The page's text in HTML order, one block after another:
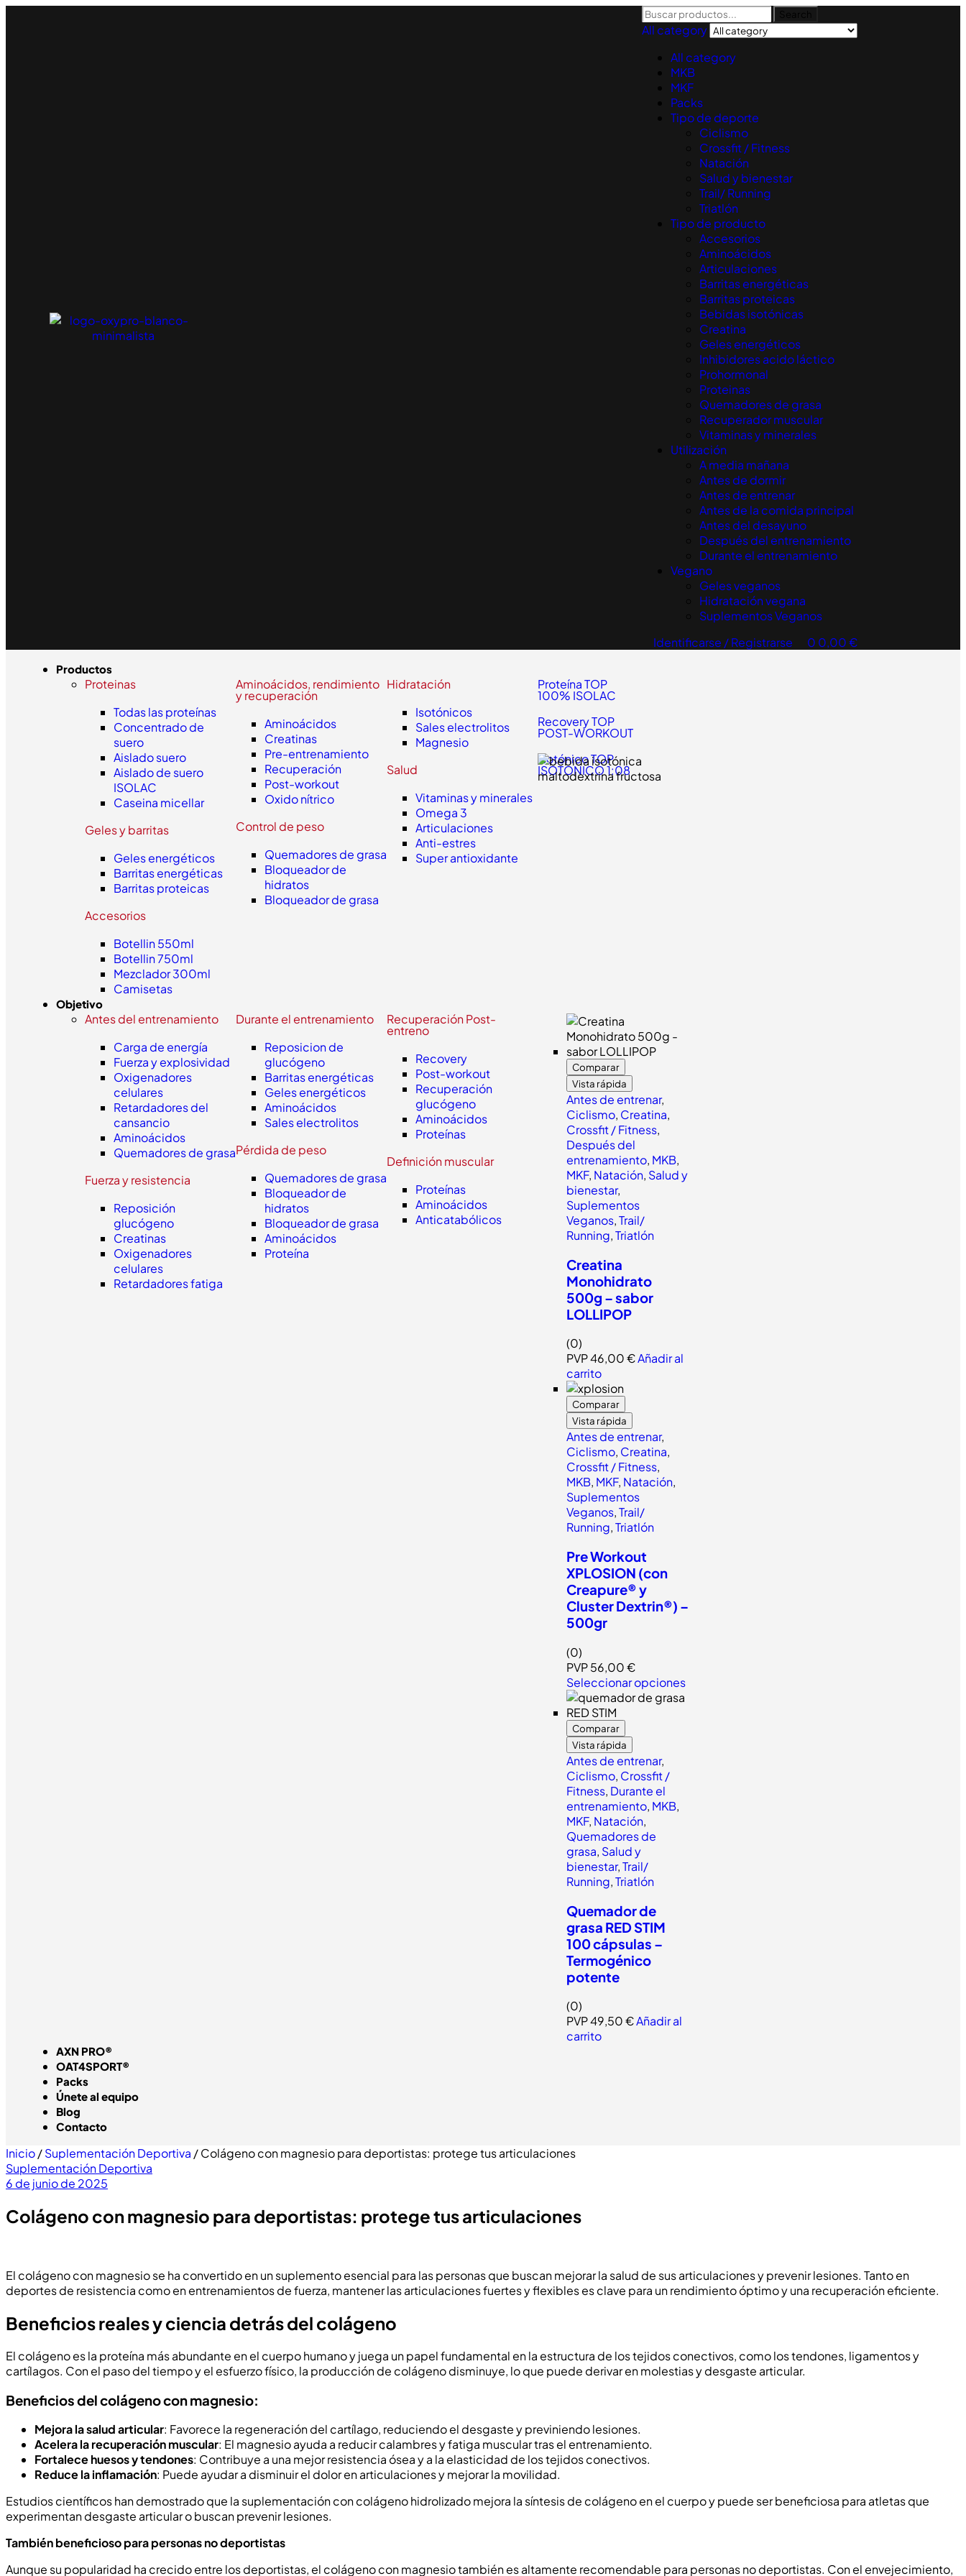
All category
All category
MKB
MKF
Packs
Tipo de deporte
Ciclismo
Crossfit / Fitness
Natación
Salud y bienestar
Trail/ Running
Triatlón
Tipo de producto
Accesorios
Aminoácidos
Articulaciones
Barritas energéticas
Barritas proteicas
Bebidas isotónicas
Creatina
Geles energéticos
Inhibidores acido láctico
Prohormonal
Proteinas
Quemadores de grasa
Recuperador muscular
Vitaminas y minerales
Utilización
A media mañana
Antes de dormir
Antes de entrenar
Antes de la comida principal
Antes del desayuno
Después del entrenamiento
Durante el entrenamiento
Vegano
Geles veganos
Hidratación vegana
Suplementos Veganos
Identificarse / Registrarse
0 0,00€
Productos
Proteinas
Todas las proteínas
Concentrado de
suero
Aislado suero
Aislado de suero
ISOLAC
Caseina micellar
Geles y barritas
Geles energéticos
Barritas energéticas
Barritas proteicas
Accesorios
Botellin 550ml
Botellin 750ml
Mezclador 300ml
Camisetas
Aminoácidos, rendimiento
y recuperación
Aminoácidos
Creatinas
Pre-entrenamiento
Recuperación
Post-workout
Oxido nítrico
Control de peso
Quemadores de grasa
Bloqueador de
hidratos
Bloqueador de grasa
Hidratación
Isotónicos
Sales electrolitos
Magnesio
Salud
Vitaminas y minerales
Omega 3
Articulaciones
Anti-estres
Super antioxidante
Proteína TOP
100% ISOLAC
Recovery TOP
POST-WORKOUT
Isotónico TOP
ISOTONICO 1:08
Objetivo
Antes del entrenamiento
Carga de energía
Fuerza y explosividad
Oxigenadores
celulares
Retardadores del
cansancio
Aminoácidos
Quemadores de grasa
Fuerza y resistencia
Reposición
glucógeno
Creatinas
Oxigenadores
celulares
Retardadores fatiga
Durante el entrenamiento
Reposicion de
glucógeno
Barritas energéticas
Geles energéticos
Aminoácidos
Sales electrolitos
Pérdida de peso
Quemadores de grasa
Bloqueador de
hidratos
Bloqueador de grasa
Aminoácidos
Proteína
Recuperación Post-
entreno
Recovery
Post-workout
Recuperación
glucógeno
Aminoácidos
Proteínas
Definición muscular
Proteínas
Aminoácidos
Anticatabólicos
Comparar
Vista rápida
Antes de entrenar,
Ciclismo, Creatina,
Crossfit / Fitness,
Después del
entrenamiento, MKB,
MKF, Natación, Salud y
bienestar,
Suplementos
Veganos,Trail/
Running,Triatlón
Creatina
Monohidrato
500g – sabor
LOLLIPOP
(0)
PVP46,00€Añadir al
carrito
Comparar
Vista rápida
Antes de entrenar,
Ciclismo, Creatina,
Crossfit / Fitness,
MKB, MKF, Natación,
Suplementos
Veganos,Trail/
Running,Triatlón
Pre Workout
XPLOSION (con
Creapure® y
Cluster Dextrin®) –
500gr
(0)
PVP56,00€
Seleccionar opciones
Comparar
Vista rápida
Antes de entrenar,
Ciclismo, Crossfit /
Fitness, Durante el
entrenamiento, MKB,
MKF, Natación,
Quemadores de
grasa, Salud y
bienestar,Trail/
Running,Triatlón
Quemador de
grasa RED STIM
100 cápsulas –
Termogénico
potente
(0)
PVP49,50€Añadir al
carrito
AXN PRO®
OAT4SPORT®
Packs
Únete al equipo
Blog
Contacto
Inicio/Suplementación Deportiva / Colágeno con magnesio para deportistas: protege tus articulaciones
Suplementación Deportiva
6 de junio de 2025
Colágeno con magnesio para deportistas: protege tus articulaciones
El colágeno con magnesio se ha convertido en un suplemento esencial para las personas que buscan mejorar la salud de sus articulaciones y prevenir lesiones. Tanto en
deportes de resistencia como en entrenamientos de fuerza, mantener las articulaciones fuertes y flexibles es clave para un rendimiento óptimo y una recuperación eficiente.
Beneficios reales y ciencia detrás del colágeno
El colágeno es la proteína más abundante en el cuerpo humano y juega un papel fundamental en la estructura de los tejidos conectivos, como los tendones, ligamentos y
cartílagos. Con el paso del tiempo y el esfuerzo físico, la producción de colágeno disminuye, lo que puede derivar en molestias y desgaste articular.
Beneficios del colágeno con magnesio:
Mejora la salud articular: Favorece la regeneración del cartílago, reduciendo el desgaste y previniendo lesiones.
Acelera la recuperación muscular: El magnesio ayuda a reducir calambres y fatiga muscular tras el entrenamiento.
Fortalece huesos y tendones: Contribuye a una mejor resistencia ósea y a la elasticidad de los tejidos conectivos.
Reduce la inflamación: Puede ayudar a disminuir el dolor en articulaciones y mejorar la movilidad.
Estudios científicos han demostrado que la suplementación con colágeno hidrolizado mejora la síntesis de colágeno en el cuerpo y puede ser beneficiosa para atletas que
experimentan desgaste articular o buscan prevenir lesiones.
También beneficioso para personas no deportistas
Aunque su popularidad ha crecido entre los deportistas, el colágeno con magnesio también es altamente recomendable para personas no deportistas. Con el envejecimiento,